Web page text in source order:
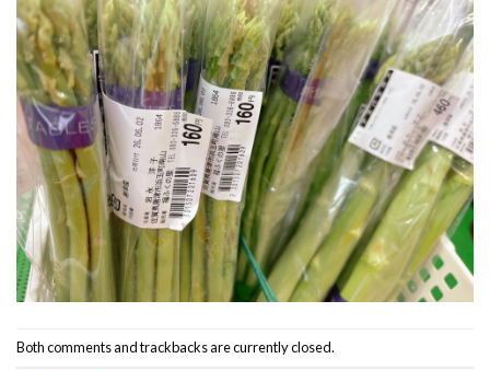
Both comments and trackbacks are currently closed.